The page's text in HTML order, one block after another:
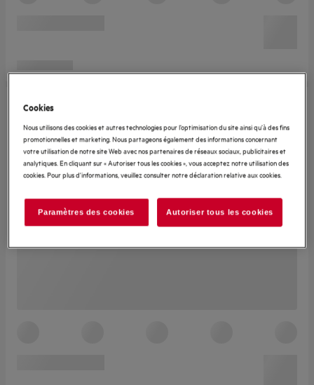
Cookies
Nous utilisons des cookies et autres technologies pour l’optimisation du site ainsi qu’à des fins
promotionnelles et marketing. Nous partageons également des informations concernant
votre utilisation de notre site Web avec nos partenaires de réseaux sociaux, publicitaires et
analytiques. En cliquant sur « Autoriser tous les cookies », vous acceptez notre utilisation des
cookies. Pour plus d'informations, veuillez consulter notre déclaration relative aux cookies.
Paramètres des cookies Autoriser tous les cookies